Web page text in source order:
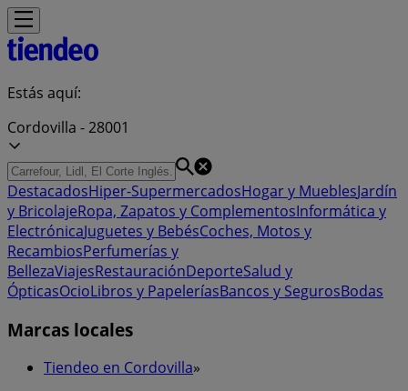
Estás aquí:
Cordovilla - 28001
DestacadosHiper-SupermercadosHogar y MueblesJardín
y BricolajeRopa, Zapatos y ComplementosInformática y
ElectrónicaJuguetes y BebésCoches, Motos y
RecambiosPerfumerías y
BellezaViajesRestauraciónDeporteSalud y
ÓpticasOcioLibros y PapeleríasBancos y SegurosBodas
Marcas locales
Tiendeo en Cordovilla»